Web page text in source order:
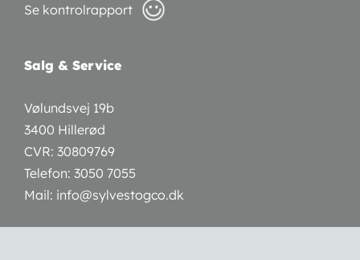
Se kontrolrapport
Salg & Service
Vølundsvej 19b
3400 Hillerød
CVR: 30809769
Telefon: 3050 7055
Mail: info@sylvestogco.dk